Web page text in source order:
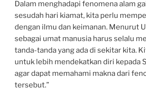
Dalam menghadapi fenomena alam
sesudah hari kiamat, kita perlu
dengan ilmu dan keimanan. Menurut
sebagai umat manusia harus selalu
tanda-tanda yang ada di sekitar kita.
untuk lebih mendekatkan diri kepada
agar dapat memahami makna dari
tersebut.”